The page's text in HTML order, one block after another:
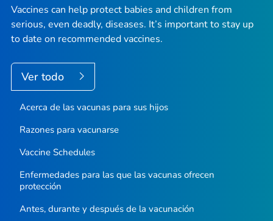
Vaccines can help protect babies and children from
serious, even deadly, diseases. It’s important to stay up
to date on recommended vaccines.
Ver todo
Acerca de las vacunas para sus hijos
Razones para vacunarse
Vaccine Schedules
Enfermedades para las que las vacunas ofrecen
protección
Antes, durante y después de la vacunación